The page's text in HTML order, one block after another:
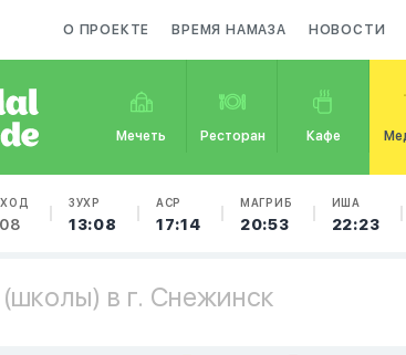
О ПРОЕКТЕ ВРЕМЯ НАМАЗА НОВОСТИ
Мечеть Ресторан Кафе
ЗУХР
13:08
АСР
17:14
МАГРИБ
20:53
ИША
22:23
в г. Снежинск